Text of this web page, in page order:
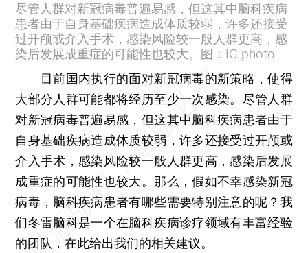
尽管人群对新冠病毒普遍易感，但这其中脑科疾病
患者由于自身基础疾病造成体质较弱，许多还接受
过开颅或介入手术，感染风险较一般人群更高，感
染后发展成重症的可能性也较大。图：IC photo
目前国内执行的面对新冠病毒的新策略，使得
大部分人群可能都将经历至少一次感染。尽管人群
对新冠病毒普遍易感，但这其中脑科疾病患者由于
自身基础疾病造成体质较弱，许多还接受过开颅或
介入手术，感染风险较一般人群更高，感染后发展
成重症的可能性也较大。那么，假如不幸感染新冠
病毒，脑科疾病患者有哪些需要特别注意的呢？我
们冬雷脑科是一个在脑科疾病诊疗领域有丰富经验
的团队，在此给出我们的相关建议。